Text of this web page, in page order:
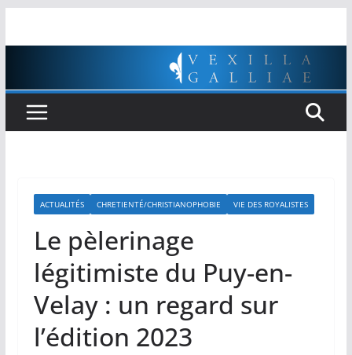
ACTUALITÉS CHRETIENTÉ/CHRISTIANOPHOBIE VIE DES ROYALISTES
Le pèlerinage
légitimiste du Puy-en-
Velay : un regard sur
l’édition 2023